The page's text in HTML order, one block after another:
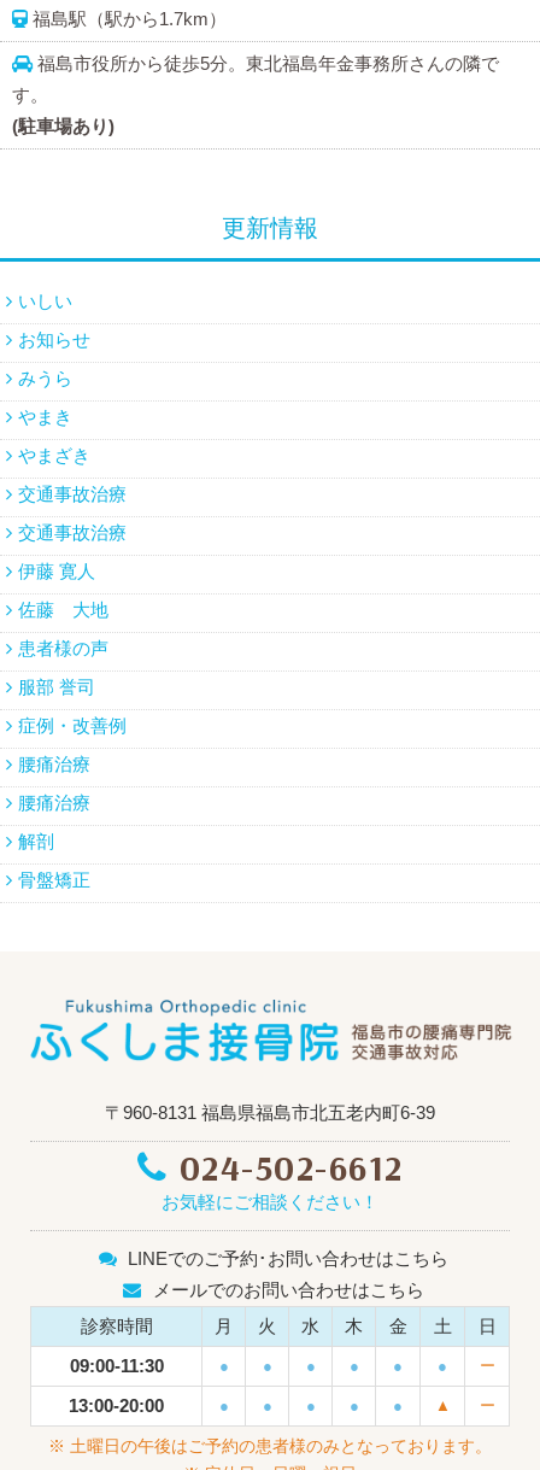
福島駅（駅から1.7km）
福島市役所から徒歩5分。東北福島年金事務所さんの隣で
す。
(駐車場あり)
更新情報
いしい
お知らせ
みうら
やまき
やまざき
交通事故治療
交通事故治療
伊藤 寛人
佐藤 大地
患者様の声
服部 誉司
症例・改善例
腰痛治療
腰痛治療
解剖
骨盤矯正
〒960-8131 福島県福島市北五老内町6-39
024-502-6612
お気軽にご相談ください！
LINEでのご予約･お問い合わせはこちら
メールでのお問い合わせはこちら
診察時間
月 火 水 木 金 土
日
09:00-11:30
● ● ● ● ● ● ー
13:00-20:00 ● ● ● ● ● ▲ ー
※ 土曜日の午後はご予約の患者様のみとなっております。